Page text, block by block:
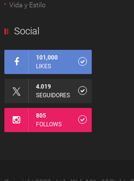
Vida y Estilo
Social
101,000
LIKES
4.019
SEGUIDORES
805
FOLLOWS